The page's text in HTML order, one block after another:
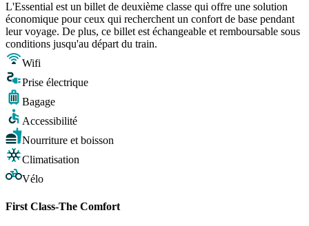
L'Essential est un billet de deuxième classe qui offre une solution
économique pour ceux qui recherchent un confort de base pendant
leur voyage. De plus, ce billet est échangeable et remboursable sous
conditions jusqu'au départ du train.
Wifi
Prise électrique
Bagage
Accessibilité
Nourriture et boisson
Climatisation
Vélo
First Class-The Comfort